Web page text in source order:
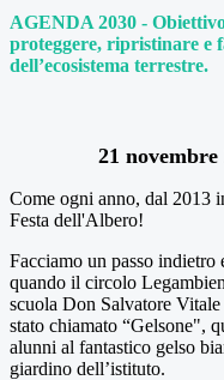
AGENDA 2030 -
proteggere, ripristinare e
dell’ecosistema terrestre.
21
Come ogni anno, dal 2013
Festa dell'Albero!
Facciamo un passo
quando il circolo
scuola Don Salvatore
stato chiamato “Gelsone",
alunni al fantastico gelso
giardino dell’istituto.